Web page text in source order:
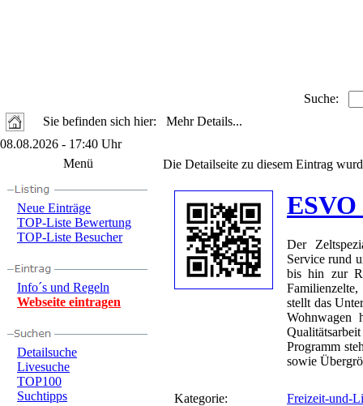
Suche:
Sie befinden sich hier: Mehr Details...
08.08.2026 - 17:40 Uhr
Menü
Neue Einträge
TOP-Liste Bewertung
TOP-Liste Besucher
Info´s und Regeln
Webseite eintragen
Detailsuche
Livesuche
TOP100
Suchtipps
Die Detailseite zu diesem Eintrag
Der
Service rund
bis hin zur
stellt das
Wohnwagen
Programm
sowie
Kategorie:
Freizeit-und-